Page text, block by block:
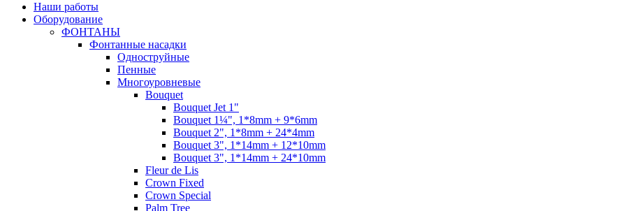
Наши работы
Оборудование
ФОНТАНЫ
Фонтанные насадки
Одноструйные
Пенные
Многоуровневые
Bouquet
Bouquet Jet 1"
Bouquet 1¼", 1*8mm + 9*6mm
Bouquet 2", 1*8mm + 24*4mm
Bouquet 3", 1*14mm + 12*10mm
Bouquet 3", 1*14mm + 24*10mm
Fleur de Lis
Crown Fixed
Crown Special
Palm Tree